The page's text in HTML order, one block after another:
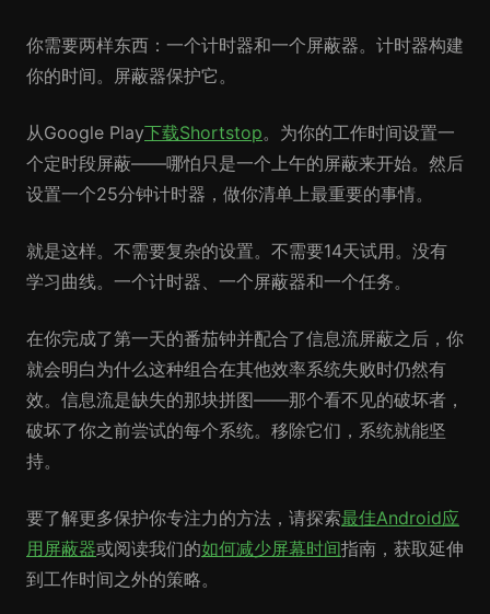
你需要两样东西：一个计时器和一个屏蔽器。计时器构建
你的时间。屏蔽器保护它。
从Google Play下载Shortstop。为你的工作时间设置一
个定时段屏蔽——哪怕只是一个上午的屏蔽来开始。然后
设置一个25分钟计时器，做你清单上最重要的事情。
就是这样。不需要复杂的设置。不需要14天试用。没有
学习曲线。一个计时器、一个屏蔽器和一个任务。
在你完成了第一天的番茄钟并配合了信息流屏蔽之后，你
就会明白为什么这种组合在其他效率系统失败时仍然有
效。信息流是缺失的那块拼图——那个看不见的破坏者，
破坏了你之前尝试的每个系统。移除它们，系统就能坚
持。
要了解更多保护你专注力的方法，请探索最佳Android应
用屏蔽器或阅读我们的如何减少屏幕时间指南，获取延伸
到工作时间之外的策略。